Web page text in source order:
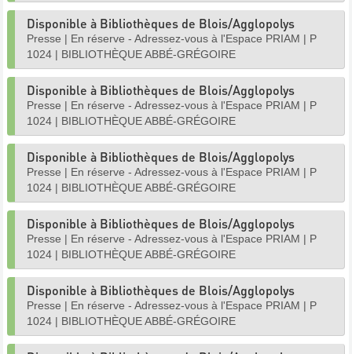
Disponible à Bibliothèques de Blois/Agglopolys
Presse | En réserve - Adressez-vous à l'Espace PRIAM | P
1024 | BIBLIOTHÈQUE ABBÉ-GRÉGOIRE
Disponible à Bibliothèques de Blois/Agglopolys
Presse | En réserve - Adressez-vous à l'Espace PRIAM | P
1024 | BIBLIOTHÈQUE ABBÉ-GRÉGOIRE
Disponible à Bibliothèques de Blois/Agglopolys
Presse | En réserve - Adressez-vous à l'Espace PRIAM | P
1024 | BIBLIOTHÈQUE ABBÉ-GRÉGOIRE
Disponible à Bibliothèques de Blois/Agglopolys
Presse | En réserve - Adressez-vous à l'Espace PRIAM | P
1024 | BIBLIOTHÈQUE ABBÉ-GRÉGOIRE
Disponible à Bibliothèques de Blois/Agglopolys
Presse | En réserve - Adressez-vous à l'Espace PRIAM | P
1024 | BIBLIOTHÈQUE ABBÉ-GRÉGOIRE